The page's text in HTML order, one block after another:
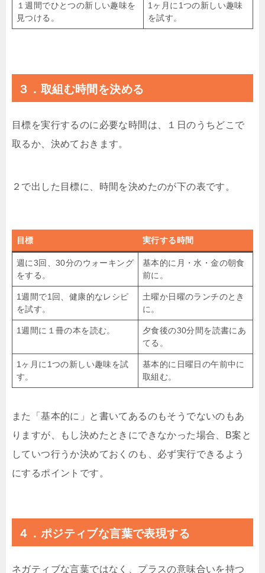
１週間でひとつの新しい趣味を
見つける。
1ヶ月に1つの新しい趣味
を試す。
３．取組む時間を決める
目標を実行するのに必要な時間は、１日のうちどこで
取るか、決めておきます。
２で出した目標に、時間を決めたのが下の表です。
目標 実行する時間
週に3回、30分のウォーキング
をする。
基本的に月・水・金の朝食
前に。
1週間で1回、健康的なレシピ
を試す。
土曜か日曜のランチのとき
に。
1週間に１冊の本を読む。
夕食後の30分間を読書にあ
てる。
1ヶ月に1つの新しい趣味を試
す。
基本的に日曜日の午前中に
取組む。
また「基本的に」と書いてあるのもそうでないのもあ
りますが、もし決めたときにできなかった場合、B案と
していつ行うか決めておくのも、必ず実行できるよう
にするポイントです。
４．ポジティブな言葉で表現する
ネガティブな言葉ではなく、プラスの意味合いを持つ